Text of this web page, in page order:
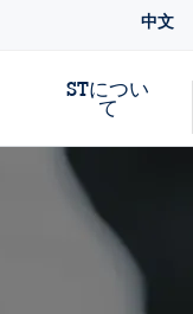
中文
STについ
て